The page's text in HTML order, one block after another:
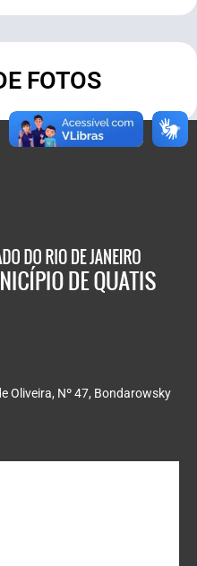
FOTOS
Oliveira, Nº 47, Bondarowsky